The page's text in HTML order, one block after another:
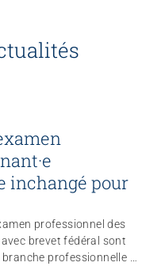
inchangé pour
professionnel des
brevet fédéral sont
professionnelle ni